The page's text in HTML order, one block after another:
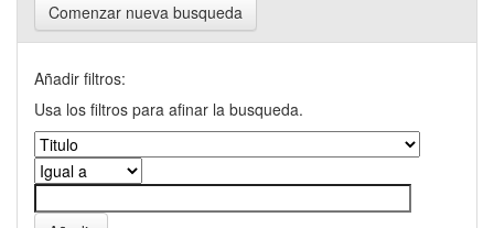
Comenzar nueva busqueda
Añadir filtros:
Usa los filtros para afinar la busqueda.